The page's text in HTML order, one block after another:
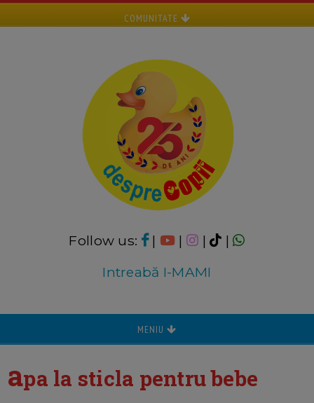
COMUNITATE
Follow us: | | |
|
Intreabă I-MAMI
MENIU
apa la sticla pentru bebe